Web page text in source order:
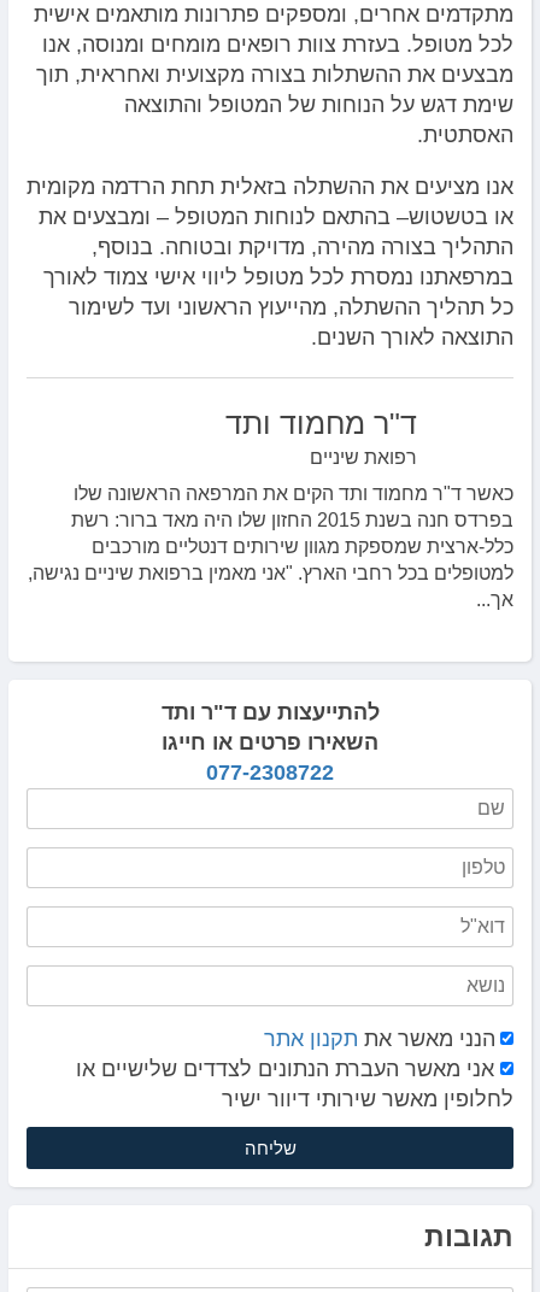
מתקדמים אחרים, ומספקים פתרונות מותאמים אישית
לכל מטופל. בעזרת צוות רופאים מומחים ומנוסה, אנו
מבצעים את ההשתלות בצורה מקצועית ואחראית, תוך
שימת דגש על הנוחות של המטופל והתוצאה
האסתטית.
אנו מציעים את ההשתלה בזאלית תחת הרדמה מקומית
או בטשטוש– בהתאם לנוחות המטופל – ומבצעים את
התהליך בצורה מהירה, מדויקת ובטוחה. בנוסף,
במרפאתנו נמסרת לכל מטופל ליווי אישי צמוד לאורך
כל תהליך ההשתלה, מהייעוץ הראשוני ועד לשימור
התוצאה לאורך השנים.
ד"ר מחמוד ותד
רפואת שיניים
כאשר ד"ר מחמוד ותד הקים את המרפאה הראשונה שלו
בפרדס חנה בשנת 2015 החזון שלו היה מאד ברור: רשת
כלל-ארצית שמספקת מגוון שירותים דנטליים מורכבים
למטופלים בכל רחבי הארץ. "אני מאמין ברפואת שיניים נגישה,
אך...
להתייעצות עם ד"ר ותד
השאירו פרטים או חייגו
077-2308722
הנני מאשר את תקנון אתר
אני מאשר העברת הנתונים לצדדים שלישיים או
לחלופין מאשר שירותי דיוור ישיר
תגובות